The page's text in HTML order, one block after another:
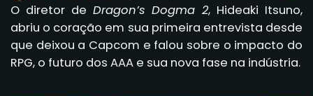
O diretor de Dragon’s Dogma 2, Hideaki Itsuno,
abriu o coração em sua primeira entrevista desde
que deixou a Capcom e falou sobre o impacto do
RPG, o futuro dos AAA e sua nova fase na indústria.